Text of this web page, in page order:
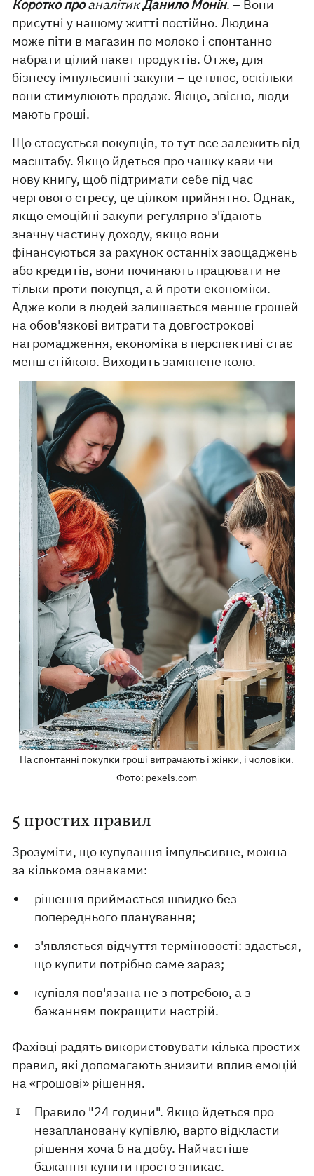
Коротко проаналітикДанило Монін. – Вони
присутні у нашому житті постійно. Людина
може піти в магазин по молоко і спонтанно
набрати цілий пакет продуктів. Отже, для
бізнесу імпульсивні закупи – це плюс, оскільки
вони стимулюють продаж. Якщо, звісно, ​​люди
мають гроші.
Що стосується покупців, то тут все залежить від
масштабу. Якщо йдеться про чашку кави чи
нову книгу, щоб підтримати себе під час
чергового стресу, це цілком прийнятно. Однак,
якщо емоційні закупи регулярно з'їдають
значну частину доходу, якщо вони
фінансуються за рахунок останніх заощаджень
або кредитів, вони починають працювати не
тільки проти покупця, а й проти економіки.
Адже коли в людей залишається менше грошей
на обов'язкові витрати та довгострокові
нагромадження, економіка в перспективі стає
менш стійкою. Виходить замкнене коло.
На спонтанні покупки гроші витрачають і жінки, і чоловіки.
Фото: pexels.com
5 простих правил
Зрозуміти, що купування імпульсивне, можна
за кількома ознаками:
рішення приймається швидко без
попереднього планування;
з'являється відчуття терміновості: здається,
що купити потрібно саме зараз;
купівля пов'язана не з потребою, а з
бажанням покращити настрій.
Фахівці радять використовувати кілька простих
правил, які допомагають знизити вплив емоцій
на «грошові» рішення.
Правило "24 години". Якщо йдеться про
незаплановану купівлю, варто відкласти
рішення хоча б на добу. Найчастіше
бажання купити просто зникає.